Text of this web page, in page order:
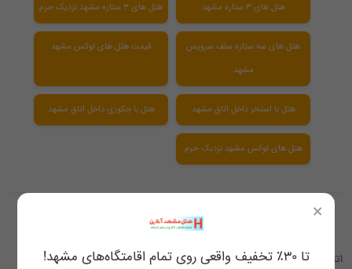
هتل های ۳ ستاره مشهد هتل های ۳ ستاره مشهد نزدیک حرم
هتل های سه ستاره سلف سرویس
مشهد
قیمت هتل های لوکس مشهد
هتل با استخر داخل اتاق مشهد هتل با جکوزی داخل اتاق مشهد
هتل های لوکس مشهد نزدیک حرم
اتاق های موجود
×
تا ۳۰٪ تخفیف واقعی روی تمام اقامتگاه‌های مشهد!